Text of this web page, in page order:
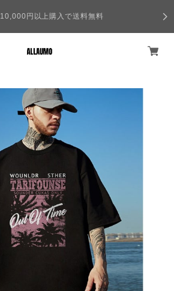
10,000円以上購入で送料無料